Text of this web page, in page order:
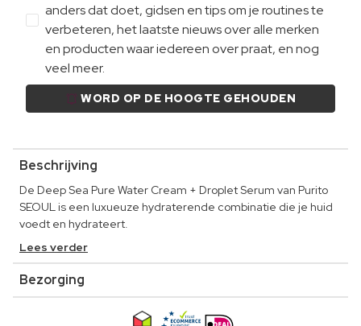
anders dat doet, gidsen en tips om je routines te
verbeteren, het laatste nieuws over alle merken
en producten waar iedereen over praat, en nog
veel meer.
WORD OP DE HOOGTE GEHOUDEN
Beschrijving
De Deep Sea Pure Water Cream + Droplet Serum van Purito
SEOUL is een luxueuze hydraterende combinatie die je huid
voedt en hydrateert.
Lees verder
Bezorging